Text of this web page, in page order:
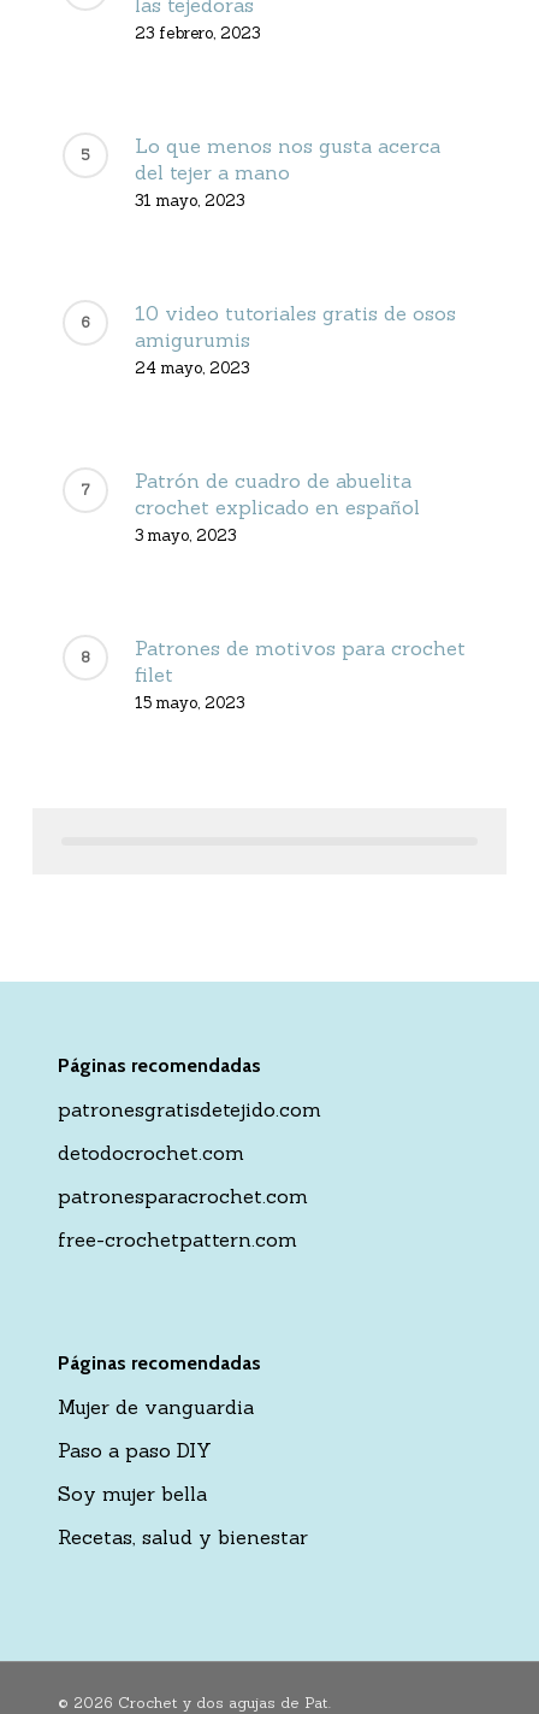
las tejedoras
23 febrero, 2023
Lo que menos nos gusta acerca
del tejer a mano
31 mayo, 2023
10 video tutoriales gratis de osos
amigurumis
24 mayo, 2023
Patrón de cuadro de abuelita
crochet explicado en español
3 mayo, 2023
Patrones de motivos para crochet
filet
15 mayo, 2023
Páginas recomendadas
patronesgratisdetejido.com
detodocrochet.com
patronesparacrochet.com
free-crochetpattern.com
Páginas recomendadas
Mujer de vanguardia
Paso a paso DIY
Soy mujer bella
Recetas, salud y bienestar
© 2026 Crochet y dos agujas de Pat.